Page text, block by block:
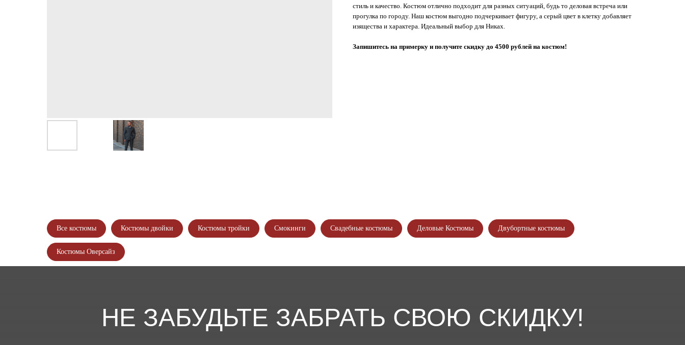
стиль и качество. Костюм отлично подходит для разных ситуаций, будь то деловая встреча или
прогулка по городу. Наш костюм выгодно подчеркивает фигуру, а серый цвет в клетку добавляет
изящества и характера. Идеальный выбор для Никах.
Запишитесь на примерку и получите скидку до 4500 рублей на костюм!
Все костюмы Костюмы двойки Костюмы тройки Смокинги Свадебные костюмы Деловые Костюмы Двубортные костюмы
Костюмы Оверсайз
НЕ ЗАБУДЬТЕ ЗАБРАТЬ СВОЮ СКИДКУ!